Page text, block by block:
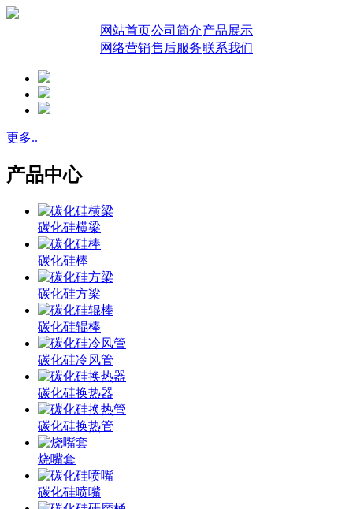
网站首页公司简介产品展示
网络营销售后服务联系我们
更多..
产品中心
碳化硅横梁
碳化硅棒
碳化硅方梁
碳化硅辊棒
碳化硅冷风管
碳化硅换热器
碳化硅换热管
烧嘴套
碳化硅喷嘴